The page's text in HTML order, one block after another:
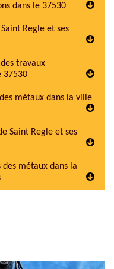
dans le 37530
Regle et ses
travaux
37530
métaux dans la ville
Saint Regle et ses
métaux dans la